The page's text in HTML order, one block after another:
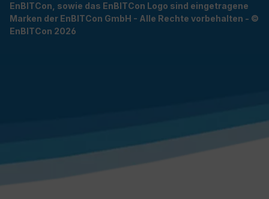
EnBITCon, sowie das EnBITCon Logo sind eingetragene
Marken der EnBITCon GmbH - Alle Rechte vorbehalten - ©
EnBITCon 2026